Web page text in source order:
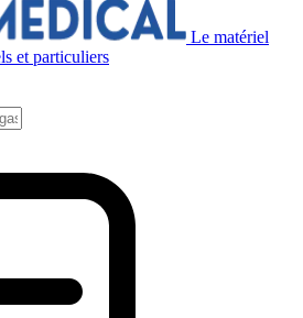
Le matériel
et particuliers